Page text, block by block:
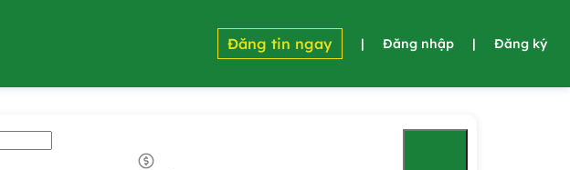
Đăng tin ngay | Đăng nhập | Đăng ký